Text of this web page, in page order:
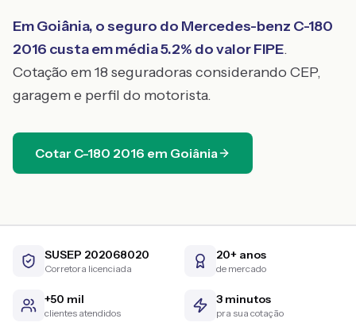
EmGoiânia, o seguro do Mercedes-benz C-180
2016 custa em média5.2% do valor FIPE.
Cotação em 18 seguradoras considerando CEP,
garagem e perfil do motorista.
Cotar C-180 2016 em Goiânia
SUSEP 202068020
Corretora licenciada
20+ anos
de mercado
+50 mil
clientes atendidos
3 minutos
pra sua cotação